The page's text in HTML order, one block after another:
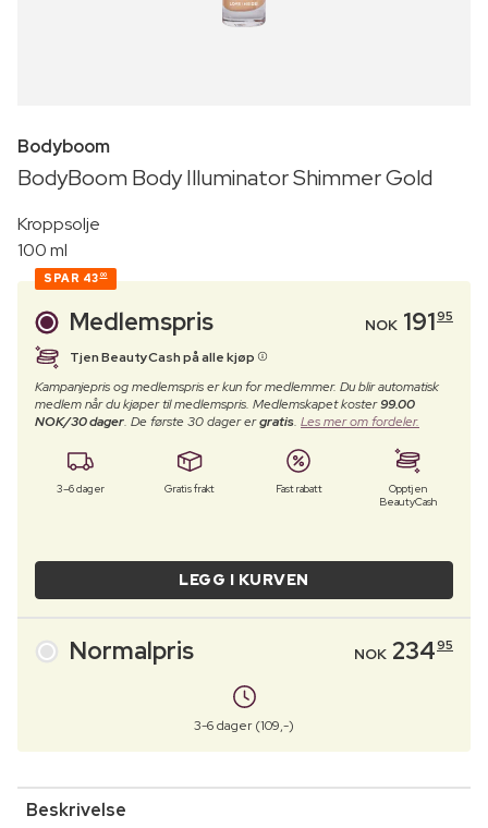
Bodyboom
BodyBoom Body Illuminator Shimmer Gold
Kroppsolje
100 ml
SPAR 43 00
Medlemspris NOK 19195
Tjen BeautyCash på alle kjøp
Kampanjepris og medlemspris er kun for medlemmer. Du blir automatisk
medlem når du kjøper til medlemspris. Medlemskapet koster99.00
NOK/30 dager. De første 30 dager ergratis. Les mer om fordeler.
3–6 dager Gratis frakt Fast rabatt
Opptjen
BeautyCash
LEGG I KURVEN
Normalpris NOK 23495
3-6 dager (109,-)
Beskrivelse